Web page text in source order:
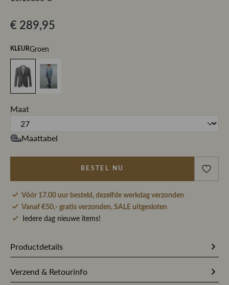
€ 289,95
KLEURGroen
Maat
Maattabel
BESTEL NU
Vóór 17.00 uur besteld, dezelfde werkdag verzonden
Vanaf €50,- gratis verzonden, SALE uitgesloten
Iedere dag nieuwe items!
Productdetails
Verzend & Retourinfo